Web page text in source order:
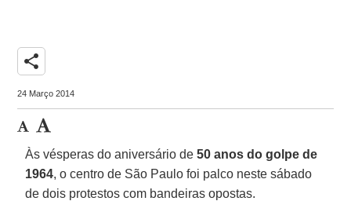
share
24 Março 2014
Às vésperas do aniversário de50 anos do golpe de
1964, o centro de São Paulo foi palco neste sábado
de dois protestos com bandeiras opostas.